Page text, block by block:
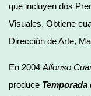
que incluyen dos
Visuales. Obtiene
Dirección de Arte,
En 2004 Alfonso
produce Temporada